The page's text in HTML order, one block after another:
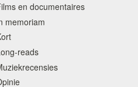
en documentaires
memoriam
reads